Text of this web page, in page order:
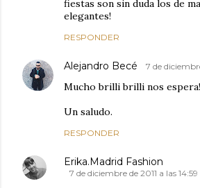
fiestas son sin duda los de
elegantes!
RESPONDER
Alejandro Becé 7 de
Mucho brilli brilli nos
Un saludo.
RESPONDER
Erika.Madrid Fashion
7 de diciembre de 2011 a las 14:59